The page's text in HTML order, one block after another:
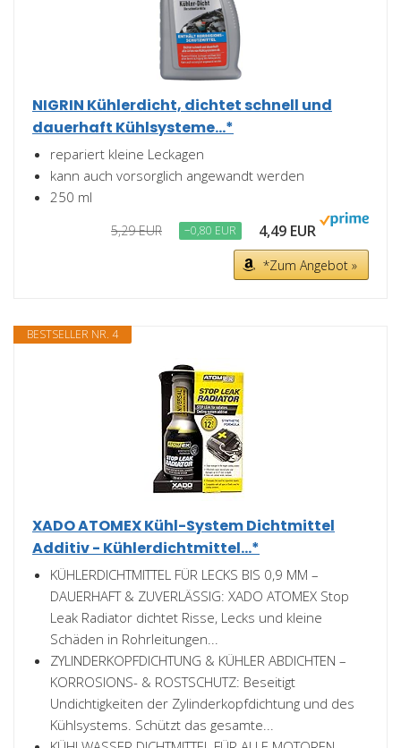
NIGRIN Kühlerdicht, dichtet schnell und
dauerhaft Kühlsysteme...*
repariert kleine Leckagen
kann auch vorsorglich angewandt werden
250 ml
5,29 EUR −0,80 EUR 4,49 EUR
*Zum Angebot »
BESTSELLER NR. 4
XADO ATOMEX Kühl-System Dichtmittel
Additiv - Kühlerdichtmittel...*
KÜHLERDICHTMITTEL FÜR LECKS BIS 0,9 MM –
DAUERHAFT & ZUVERLÄSSIG: XADO ATOMEX Stop
Leak Radiator dichtet Risse, Lecks und kleine
Schäden in Rohrleitungen...
ZYLINDERKOPFDICHTUNG & KÜHLER ABDICHTEN –
KORROSIONS- & ROSTSCHUTZ: Beseitigt
Undichtigkeiten der Zylinderkopfdichtung und des
Kühlsystems. Schützt das gesamte...